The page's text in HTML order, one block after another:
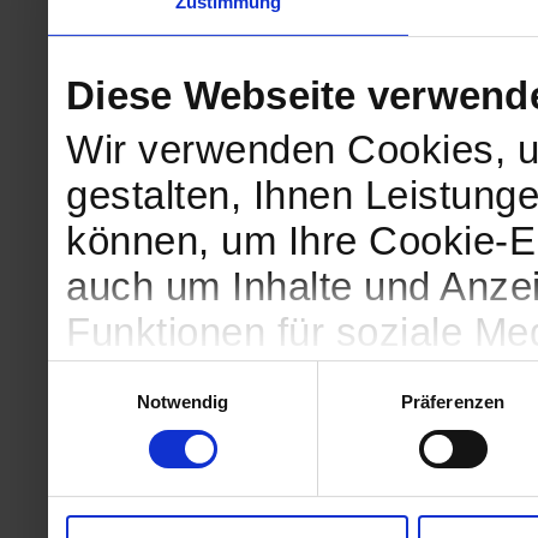
Diese Webseite
Wir verwenden Cookies,
gestalten, Ihnen
können, um Ihre Cookie-
auch um Inhalte und
Funktionen für soziale
geben wir Informationen
Website an unsere
und Analysen weiter, die
Notwendig
Präferenzen